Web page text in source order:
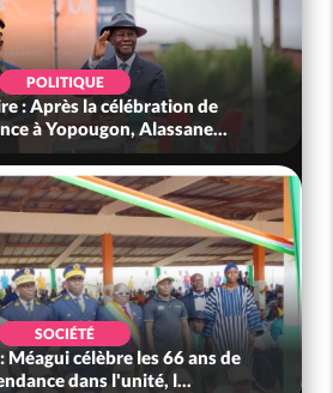
POLITIQUE
: Après la célébration de
à Yopougon, Alassane...
SOCIÉTÉ
célèbre les 66 ans de
dans l'unité, l...